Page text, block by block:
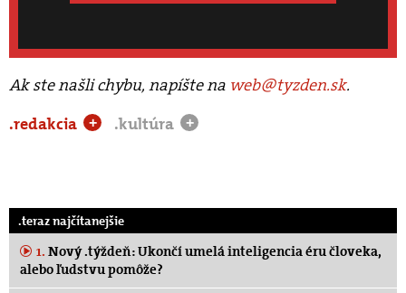
Ak ste našli chybu, napíšte na web@tyzden.sk.
.redakcia
+ .kultúra +
.teraz najčítanejšie
1. Nový .týždeň: Ukončí umelá inteligencia éru človeka,
alebo ľudstvu pomôže?